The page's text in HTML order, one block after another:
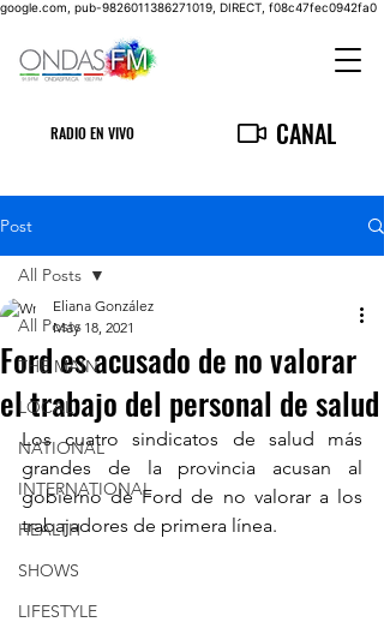
google.com, pub-9826011386271019, DIRECT, f08c47fec0942fa0
RADIO EN VIVO CANAL
Post
All Posts
THE MAIN
LOCAL
NATIONAL
INTERNATIONAL
HEALTH
SHOWS
LIFESTYLE
All Posts
Ford es acusado de no valorar
el trabajo del personal de salud
Eliana González
May 18, 2021
Los cuatro sindicatos de salud más
grandes de la provincia acusan al
gobierno de Ford de no valorar a los
trabajadores de primera línea.